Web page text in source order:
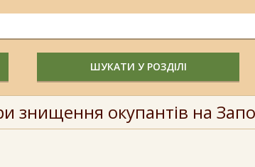
ШУКАТИ У РОЗДІЛІ
знищення окупантів на